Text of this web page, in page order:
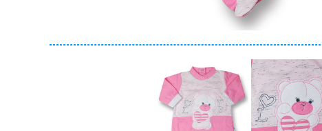
Primavera/Estate